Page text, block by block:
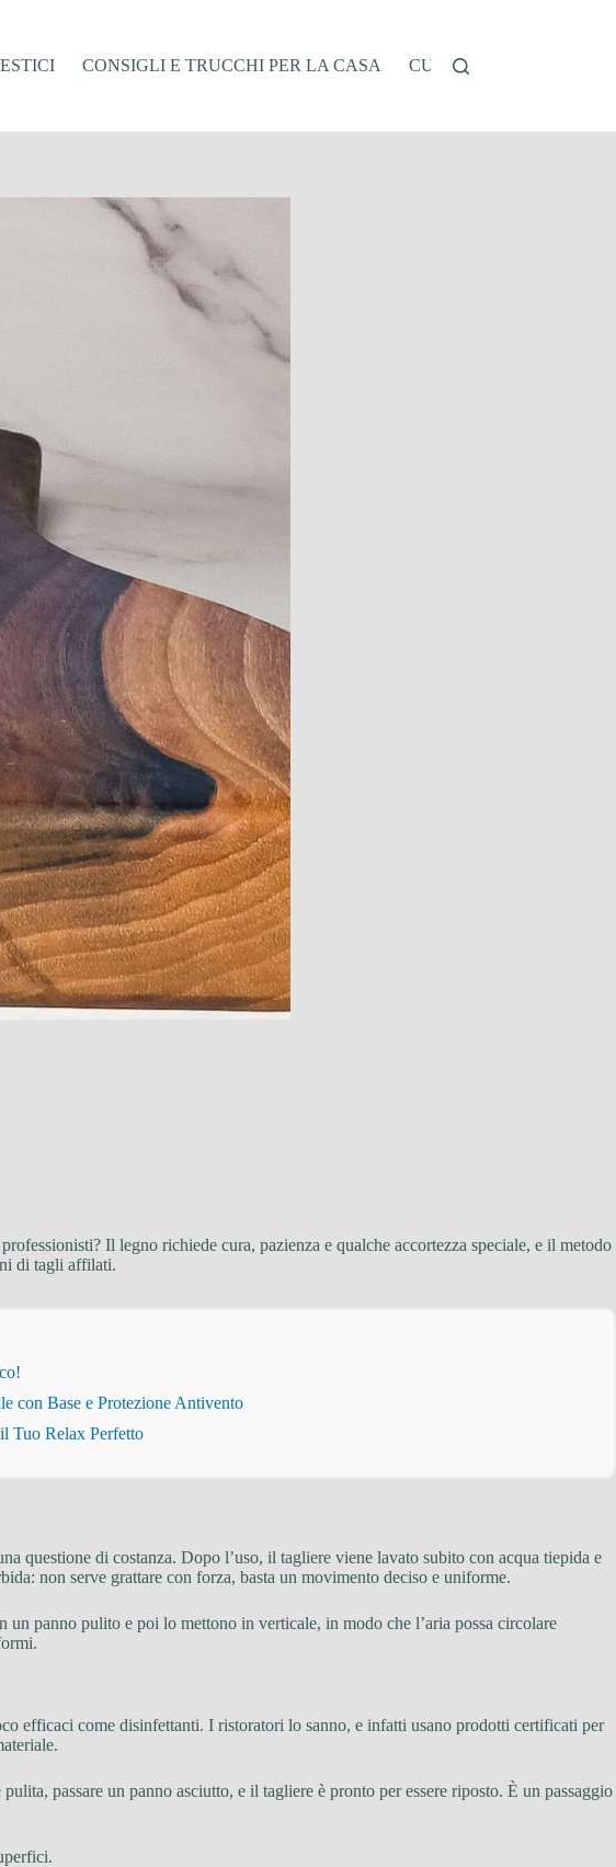
CONSIGLI E TRUCCHI PER LA CASA CUCINA E RICETTE
Il legno richiede cura, pazienza e qualche accortezza speciale, e il metodo
di tagli affilati.
con Base e Protezione Antivento
Tuo Relax Perfetto
questione di costanza. Dopo l’uso, il tagliere viene lavato subito con acqua tiepida e
non serve grattare con forza, basta un movimento deciso e uniforme.
panno pulito e poi lo mettono in verticale, in modo che l’aria possa circolare
efficaci come disinfettanti. I ristoratori lo sanno, e infatti usano prodotti certificati per
passare un panno asciutto, e il tagliere è pronto per essere riposto. È un passaggio